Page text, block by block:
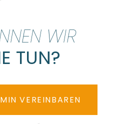
WIR
TUN?
VEREINBAREN